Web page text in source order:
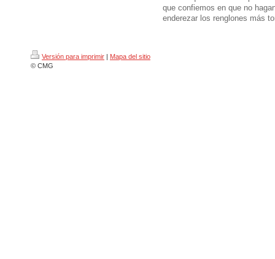
que confiemos en que no
enderezar los renglones más
Versión para imprimir | Mapa del sitio
© CMG